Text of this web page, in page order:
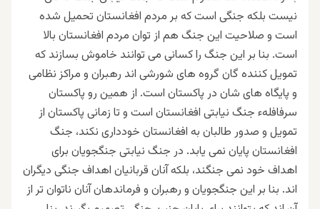
نیست بلکه جنگی است که بر مردم افغانستان تحمیل شده
است و صلاحیت این جنگ هم از توان مردم افغانستان بالا
است. بنا بر این جنگ را کسانی می توانند خاموش بسازند که
تمویل کننده گان گروه های شورشی اند رهبران و مراکز نظامی
و پایگاه های شان در پاکستان است. از همین رو پاکستان
سرفافلهء جنگ نیابتی افغانستان است و تا زمانی پاکستان از
تمویل و صدور طالبان به افغانستان خودداری نکند، جنگ
افغانستان پایان نمی یابد. در جنگ نیابتی جنگجویان برای
اهداف خود نمی جنگند، بلکه آنان قربانیان اهداف جنگی دیگران
اند. بنا بر این جنگجویان و رهبران و فرماندهان آنان ناتوان تر از